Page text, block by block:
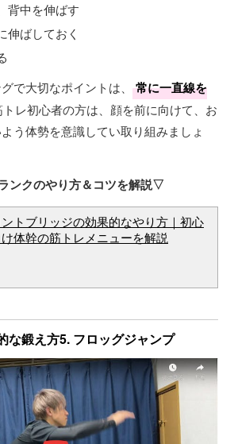
背中を伸ばす
伸ばしておく
で大切なポイントは、
常に一直線を
トレ初心者の方は、顔を前に向けて、お
う体勢を意識してい取り組みましょ
ンクのやり方＆コツを解説▽
トブリッジの効果的なやり方｜初心
体幹の筋トレメニューを解説
な鍛え方5. フロッグジャンプ